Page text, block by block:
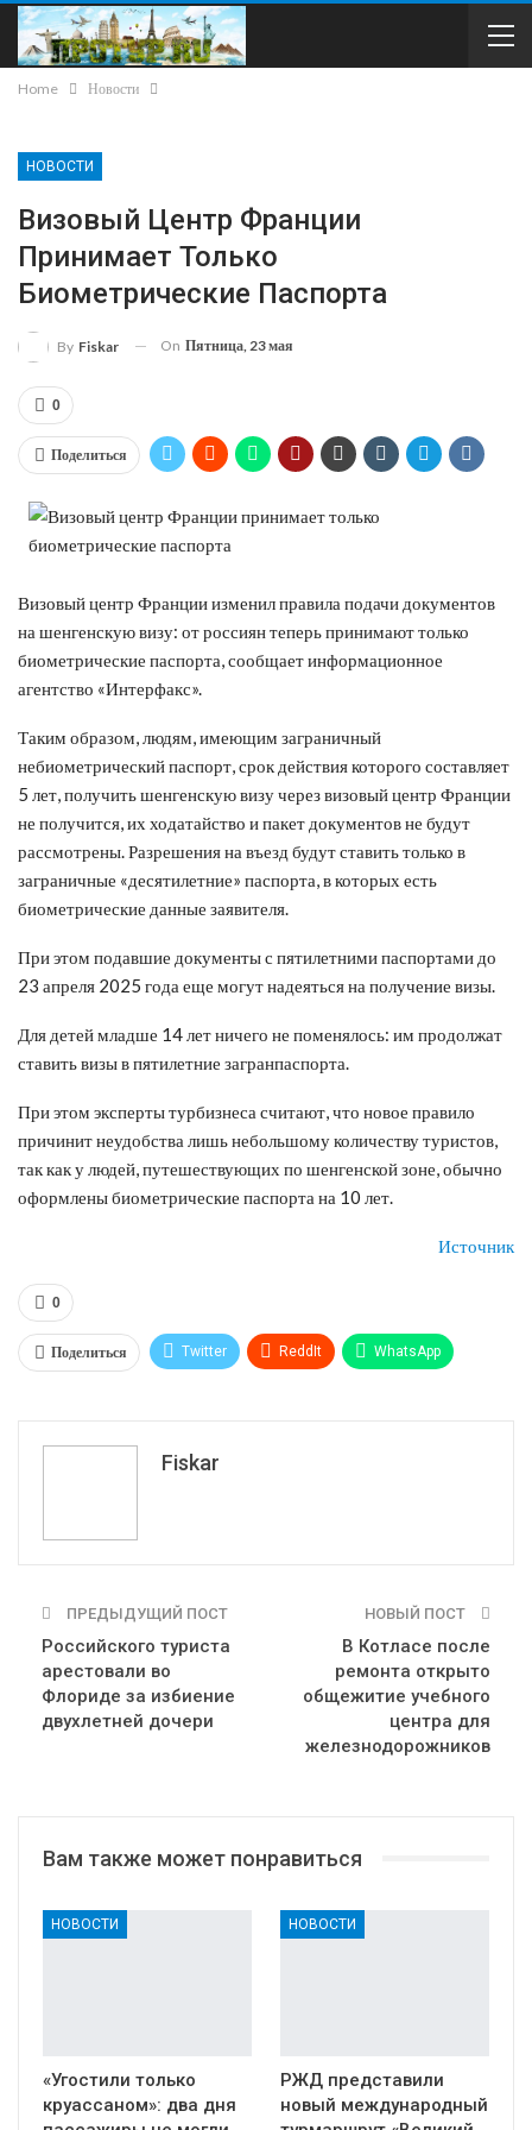
Home Новости
НОВОСТИ
Визовый Центр Франции
Принимает Только
Биометрические Паспорта
By Fiskar On Пятница, 23 мая
0
Поделиться
Визовый центр Франции изменил правила подачи документов
на шенгенскую визу: от россиян теперь принимаюттолько
биометрические паспорта, сообщает информационное
агентство «Интерфакс».
Таким образом, людям, имеющим заграничный
небиометрический паспорт, срок действия которого составляет
5 лет, получить шенгенскую визу через визовый центр Франции
не получится, их ходатайство и пакет документов не будут
рассмотрены. Разрешения на въезд будут ставить только в
заграничные «десятилетние» паспорта, в которых есть
биометрические данные заявителя.
При этом подавшие документы с пятилетними паспортами до
23 апреля 2025 года еще могут надеяться на получение визы.
Для детей младше 14 лет ничего не поменялось: им продолжат
ставить визы в пятилетние загранпаспорта.
При этом эксперты турбизнеса считают, что новое правило
причинит неудобства лишь небольшому количеству туристов,
так как у людей, путешествующих по шенгенской зоне, обычно
оформлены биометрические паспорта на 10 лет.
Источник
0
Поделиться Twitter ReddIt WhatsApp
Fiskar
ПРЕДЫДУЩИЙ ПОСТ
Российского туриста
арестовали во
Флориде за избиение
двухлетней дочери
НОВЫЙ ПОСТ
В Котласе после
ремонта открыто
общежитие учебного
центра для
железнодорожников
Вам также может понравиться
НОВОСТИ
«Угостили только
круассаном»: два дня
НОВОСТИ
РЖД представили
новый международный